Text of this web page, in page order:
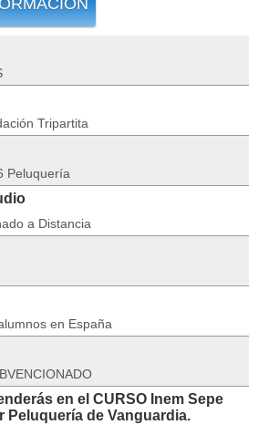
Tripartita
Peluquería
a Distancia
en España
en el CURSO Inem Sepe
Peluquería de Vanguardia.